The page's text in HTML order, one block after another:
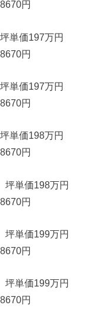
円
価197万円
円
価197万円
円
価198万円
円
単価198万円
円
単価199万円
円
単価199万円
円